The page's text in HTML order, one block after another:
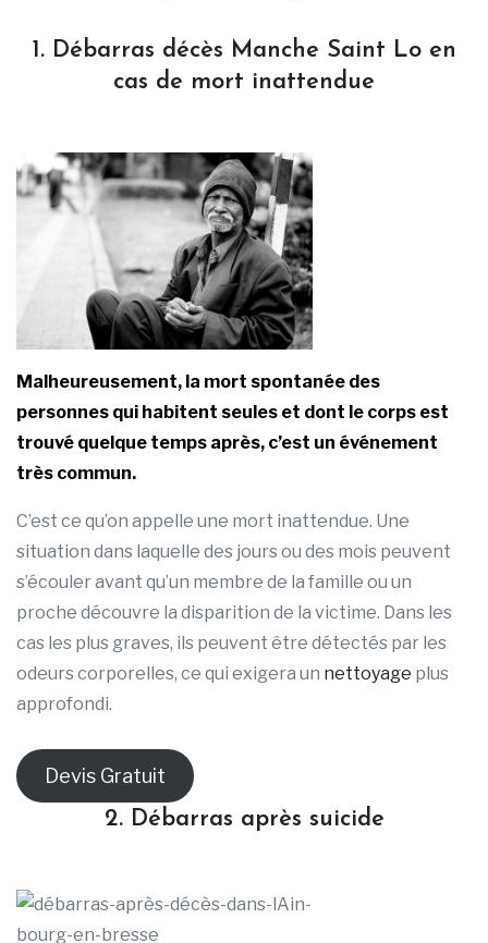
1. Débarras décès Manche Saint Lo en
cas de mort inattendue
Malheureusement, la mort spontanée des
personnes qui habitent seules et dont le corps est
trouvé quelque temps après, c’est un événement
très commun.
C’est ce qu’on appelle une mort inattendue. Une
situation dans laquelle des jours ou des mois peuvent
s’écouler avant qu’un membre de la famille ou un
proche découvre la disparition de la victime. Dans les
cas les plus graves, ils peuvent être détectés par les
odeurs corporelles, ce qui exigera un nettoyage plus
approfondi.
Devis Gratuit
2. Débarras après suicide